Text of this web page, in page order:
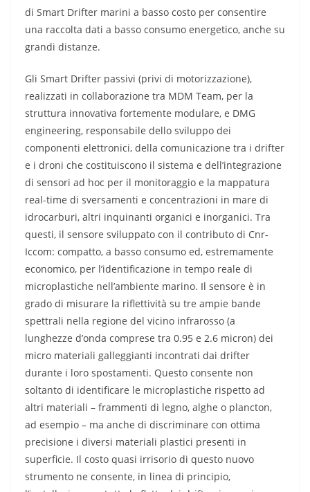
di Smart Drifter marini a basso costo per consentire
una raccolta dati a basso consumo energetico, anche su
grandi distanze.
Gli Smart Drifter passivi (privi di motorizzazione),
realizzati in collaborazione tra MDM Team, per la
struttura innovativa fortemente modulare, e DMG
engineering, responsabile dello sviluppo dei
componenti elettronici, della comunicazione tra i drifter
e i droni che costituiscono il sistema e dell’integrazione
di sensori ad hoc per il monitoraggio e la mappatura
real-time di sversamenti e concentrazioni in mare di
idrocarburi, altri inquinanti organici e inorganici. Tra
questi, il sensore sviluppato con il contributo di Cnr-
Iccom: compatto, a basso consumo ed, estremamente
economico, per l’identificazione in tempo reale di
microplastiche nell’ambiente marino. Il sensore è in
grado di misurare la riflettività su tre ampie bande
spettrali nella regione del vicino infrarosso (a
lunghezze d’onda comprese tra 0.95 e 2.6 micron) dei
micro materiali galleggianti incontrati dai drifter
durante i loro spostamenti. Questo consente non
soltanto di identificare le microplastiche rispetto ad
altri materiali – frammenti di legno, alghe o plancton,
ad esempio – ma anche di discriminare con ottima
precisione i diversi materiali plastici presenti in
superficie. Il costo quasi irrisorio di questo nuovo
strumento ne consente, in linea di principio,